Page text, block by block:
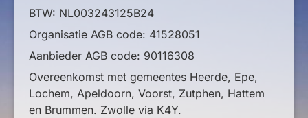
BTW: NL003243125B24
Organisatie AGB code: 41528051
Aanbieder AGB code: 90116308
Overeenkomst met gemeentes Heerde, Epe,
Lochem, Apeldoorn, Voorst, Zutphen, Hattem
en Brummen. Zwolle via K4Y.